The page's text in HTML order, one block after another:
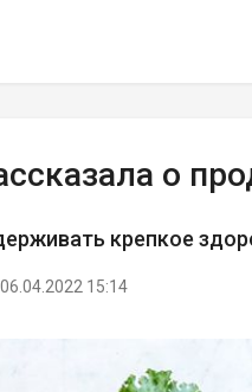
о
крепкое
06.04.2022 15:14